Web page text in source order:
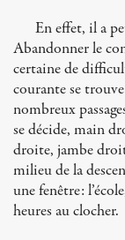
En effet, il a
Abandonner le
certaine de
courante se
nombreux
se décide, main
droite, jambe
milieu de la
une fenêtre:
heures au clocher.